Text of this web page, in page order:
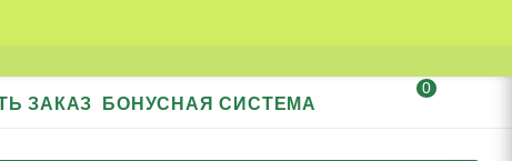
ЗАКАЗ БОНУСНАЯ СИСТЕМА
0